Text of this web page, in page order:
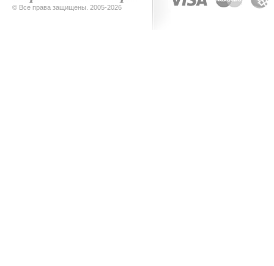
© Все права защищены. 2005-2026